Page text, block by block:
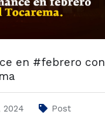
en #febrero con
2024 Post